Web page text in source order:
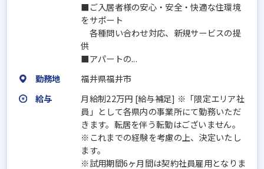
■ご入居者様の安心・安全・快適な住環境
をサポート
各種問い合わせ対応、新規サービスの提
供
■アパートの...
勤務地
福井県福井市
給与
月給制22万円 [給与補足] ※「限定エリア社
員」として各県内の事業所にて勤務いただ
きます。転居を伴う転勤はございません。
※これまでの経験を考慮の上、決定いたし
ます。
※試用期間6ヶ月間は契約社員雇用となりま